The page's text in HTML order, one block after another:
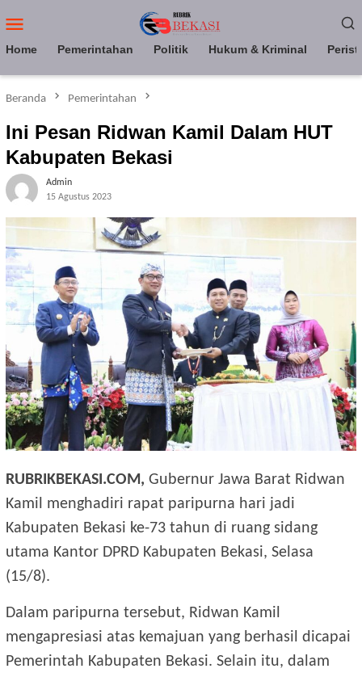
ke
Mobile
Home Pemerintahan Politik Hukum & Kriminal
Beranda Pemerintahan
Ini Pesan Ridwan Kamil Dalam HUT
Kabupaten Bekasi
Admin
15 Agustus 2023
RUBRIKBEKASI.COM, Gubernur Jawa Barat Ridwan
Kamil menghadiri rapat paripurna hari jadi
Kabupaten Bekasi ke-73 tahun di ruang sidang
utama Kantor DPRD Kabupaten Bekasi, Selasa
(15/8).
Dalam paripurna tersebut, Ridwan Kamil
mengapresiasi atas kemajuan yang berhasil dicapai
Pemerintah Kabupaten Bekasi. Selain itu, dalam